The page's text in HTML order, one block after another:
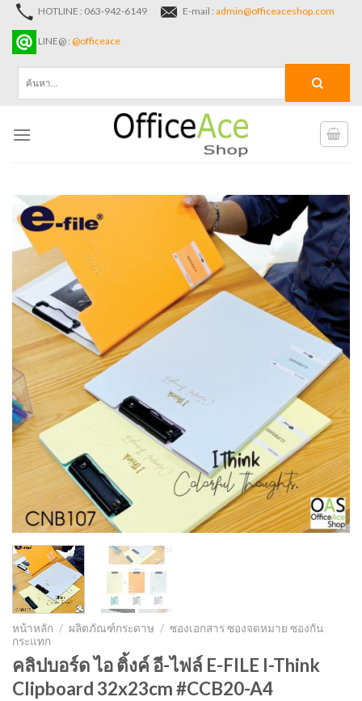
Skip
content
HOTLINE : 063-942-6149 E-mail : admin@officeaceshop.com
LINE@ : @officeace
หน้าหลัก / ผลิตภัณฑ์กระดาษ / ซองเอกสาร ซองจดหมาย ซองกัน
กระแทก
คลิปบอร์ด ไอ ติ้งค์ อี-ไฟล์ E-FILE I-Think
Clipboard 32x23cm #CCB20-A4